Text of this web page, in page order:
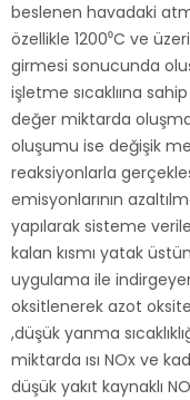
beslenen havadaki
özellikle 1200⁰C ve
girmesi sonucunda
işletme sıcaklıına
değer miktarda
oluşumu ise değişik
reaksiyonlarla
emisyonlarının
yapılarak sisteme
kalan kısmı yatak
uygulama ile
oksitlenerek azot
,düşük yanma
miktarda ısı NOx ve
düşük yakıt kaynaklı